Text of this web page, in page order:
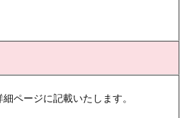
ページに記載いたします。